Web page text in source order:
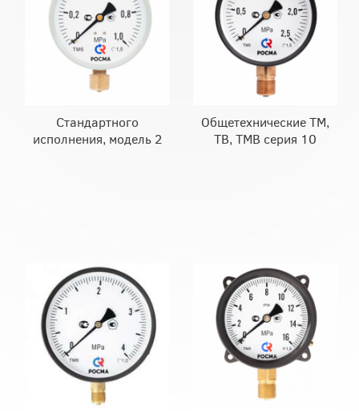
Стандартного
исполнения, модель 2
Общетехнические ТМ,
ТВ, ТМВ серия 10